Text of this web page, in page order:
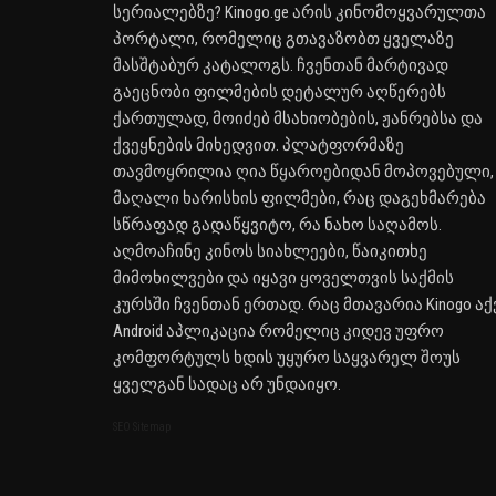
სერიალებზე? Kinogo.ge არის კინომოყვარულთა
პორტალი, რომელიც გთავაზობთ ყველაზე
მასშტაბურ კატალოგს. ჩვენთან მარტივად
გაეცნობი ფილმების დეტალურ აღწერებს
ქართულად, მოიძებ მსახიობების, ჟანრებსა და
ქვეყნების მიხედვით. პლატფორმაზე
თავმოყრილია ღია წყაროებიდან მოპოვებული,
მაღალი ხარისხის ფილმები, რაც დაგეხმარება
სწრაფად გადაწყვიტო, რა ნახო საღამოს.
აღმოაჩინე კინოს სიახლეები, წაიკითხე
მიმოხილვები და იყავი ყოველთვის საქმის
კურსში ჩვენთან ერთად. რაც მთავარია Kinogo
Android აპლიკაცია რომელიც კიდევ უფრო
კომფორტულს ხდის უყურო საყვარელ შოუს
ყველგან სადაც არ უნდაიყო.